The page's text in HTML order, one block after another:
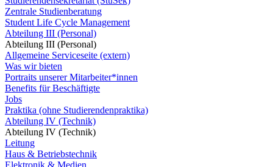
Zentrale Studienberatung
Student Life Cycle Management
Abteilung III (Personal)
Abteilung III (Personal)
Allgemeine Serviceseite (extern)
Was wir bieten
Portraits unserer Mitarbeiter*innen
Benefits für Beschäftigte
Jobs
Praktika (ohne Studierendenpraktika)
Abteilung IV (Technik)
Abteilung IV (Technik)
Leitung
Haus & Betriebstechnik
Elektronik & Medien